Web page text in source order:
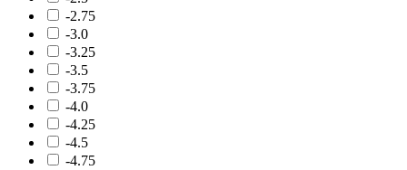
-2.75
-3.0
-3.25
-3.5
-3.75
-4.0
-4.25
-4.5
-4.75